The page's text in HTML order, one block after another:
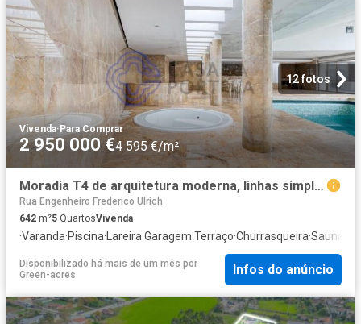
12 fotos
Vivenda· Para Comprar
2 950 000 €4 595 €/m²
Moradia T4 de arquitetura moderna, linhas simples e contempo. 642m² Castêlo da Maia
Rua Engenheiro Frederico Ulrich
642 m²5 QuartosVivenda
·Varanda·Piscina· Lareira·Garagem·Terraço·Churrasqueira·Sauna
Disponibilizado há mais de um mês por
Green-acres
Infos do anúncio